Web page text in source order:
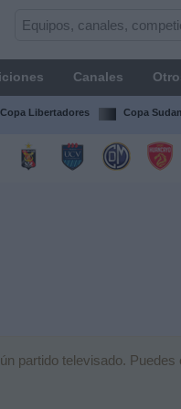
Canales
Copa Libertadores Copa
partido televisado.